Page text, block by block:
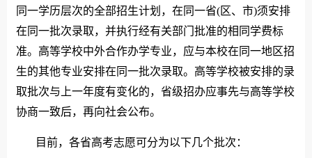
同一学历层次的全部招生计划，在同一省(区、市)须安排
在同一批次录取，并执行经有关部门批准的相同学费标
准。高等学校中外合作办学专业，应与本校在同一地区招
生的其他专业安排在同一批次录取。高等学校被安排的录
取批次与上一年度有变化的，省级招办应事先与高等学校
协商一致后，再向社会公布。
目前，各省高考志愿可分为以下几个批次：